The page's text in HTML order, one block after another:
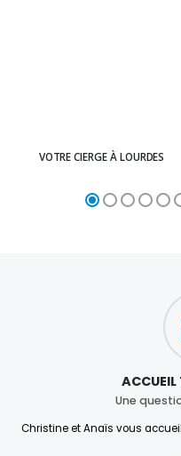
VOTRE CIERGE À LOURDES
ACCUEIL
Une
Christine et Anaïs vous